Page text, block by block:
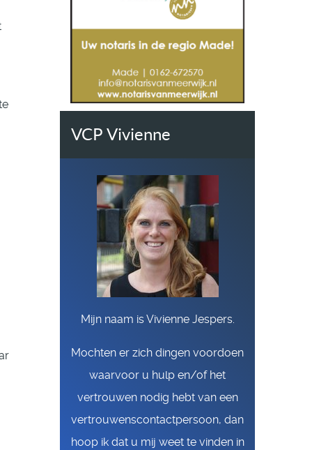
VCP Vivienne
Mijn naam is Vivienne Jespers.
Mochten er zich dingen voordoen
waarvoor u hulp en/of het
vertrouwen nodig hebt van een
vertrouwenscontactpersoon, dan
hoop ik dat u mij weet te vinden in